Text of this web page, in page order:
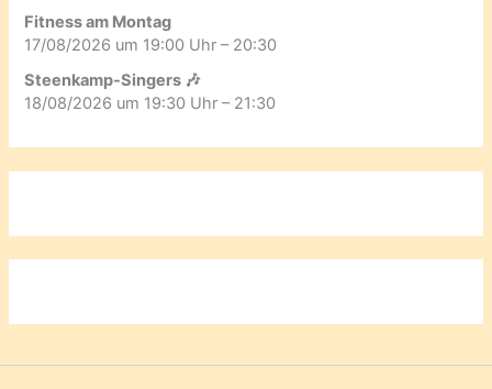
Fitness am Montag
17/08/2026 um 19:00 Uhr – 20:30
Steenkamp-Singers 🎶
18/08/2026 um 19:30 Uhr – 21:30